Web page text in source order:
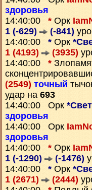
здоровья
14:40:00 * Орк
1 (-629)
(-841)
14:40:00 * Орк
1 (4193)
(3935)
14:40:00 *
(2549) точный
удар на 693
14:40:00 Орк
здоровья
14:40:00 Орк
здоровья
14:40:00 * Орк
1 (-1290)
(-1476)
14:40:00 * Орк
1 (2671)
(2444)